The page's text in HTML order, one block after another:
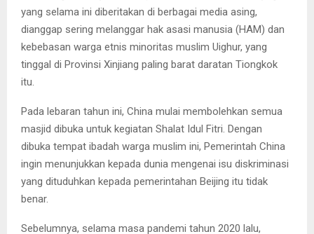
yang selama ini diberitakan di berbagai media asing,
dianggap sering melanggar hak asasi manusia (HAM) dan
kebebasan warga etnis minoritas muslim Uighur, yang
tinggal di Provinsi Xinjiang paling barat daratan Tiongkok
itu.
Pada lebaran tahun ini, China mulai membolehkan semua
masjid dibuka untuk kegiatan Shalat Idul Fitri. Dengan
dibuka tempat ibadah warga muslim ini, Pemerintah China
ingin menunjukkan kepada dunia mengenai isu diskriminasi
yang dituduhkan kepada pemerintahan Beijing itu tidak
benar.
Sebelumnya, selama masa pandemi tahun 2020 lalu,